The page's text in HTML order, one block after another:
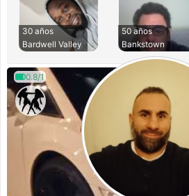
30 años
Bardwell Valley
50 años
Bankstown
0.8/1